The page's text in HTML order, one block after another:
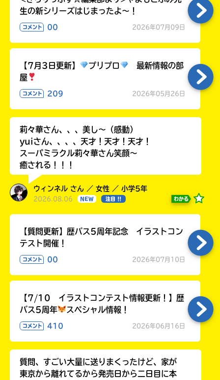
生の新シリーズはじまったよ～！
コメント 00 2026年07月09日
【7月3日更新】 プリプロ
最新情報の部
屋
コメント 209 2026年05月26日
莉々華さん、、、美し〜（感動）
yuiさん、、、、天才！天才！天才！
スーパミラクル莉々華さん笑顔〜
癒される！！！
ウィンネル さん ／ 女性 ／ 小学5年
2026.08.06 NEW 注目 !! わかる
【質問更新】歴バス5周年記念 イラストコン
テスト開催！
コメント 00 2026年07月10日
【7/10 イラストコンテスト情報更新！】歴
バス5周年
スペシャル情報！
コメント 410 2026年06月16日
質問、すごい大量に送りまくったけど、家が
東京から離れてるから発売日から二日目に本